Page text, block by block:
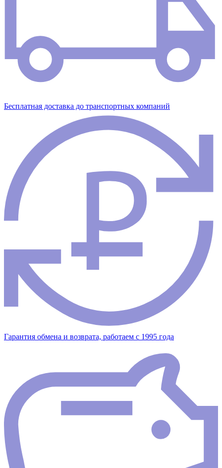
Бесплатная доставка до транспортных компаний
Гарантия обмена и возврата, работаем с 1995 года